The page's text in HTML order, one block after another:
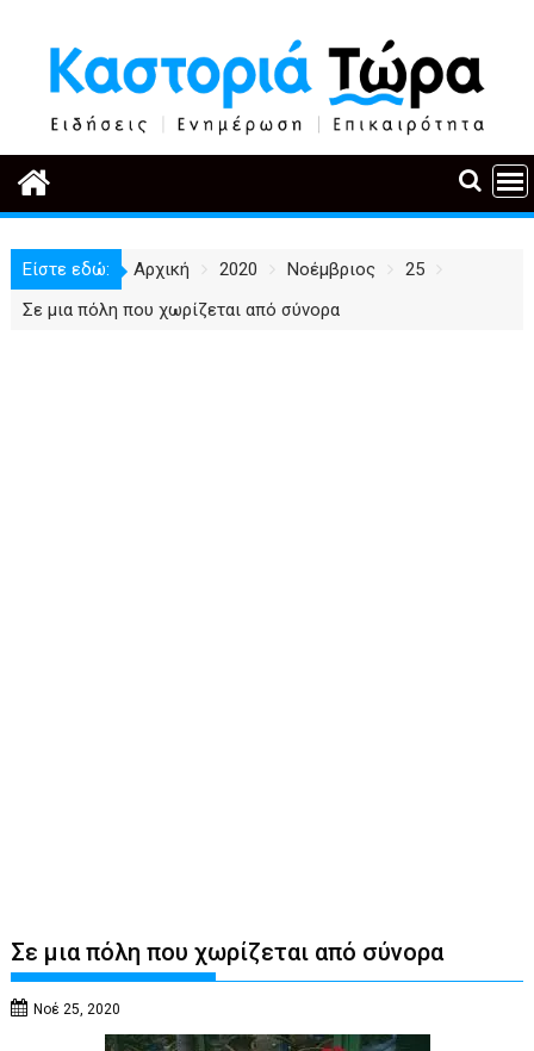
περιεχόμενο
Είστε εδώ: Αρχική 2020 Νοέμβριος
25
Σε μια πόλη που χωρίζεται από σύνορα
Σε μια πόλη που χωρίζεται από σύνορα
Νοέ 25, 2020